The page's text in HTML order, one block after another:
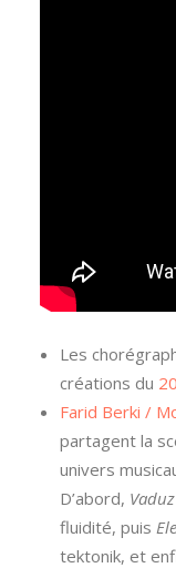
Les
créations du
Farid Berki /
partagent la
univers
D’abord,
fluidité, puis
tektonik, et